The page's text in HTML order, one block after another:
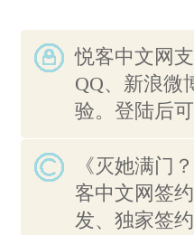
悦客中文网
QQ、新浪微
验。登陆后
《灭她满门
客中文网签
发、独家签